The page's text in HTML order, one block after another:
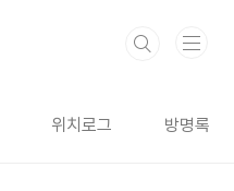
위치로그 방명록